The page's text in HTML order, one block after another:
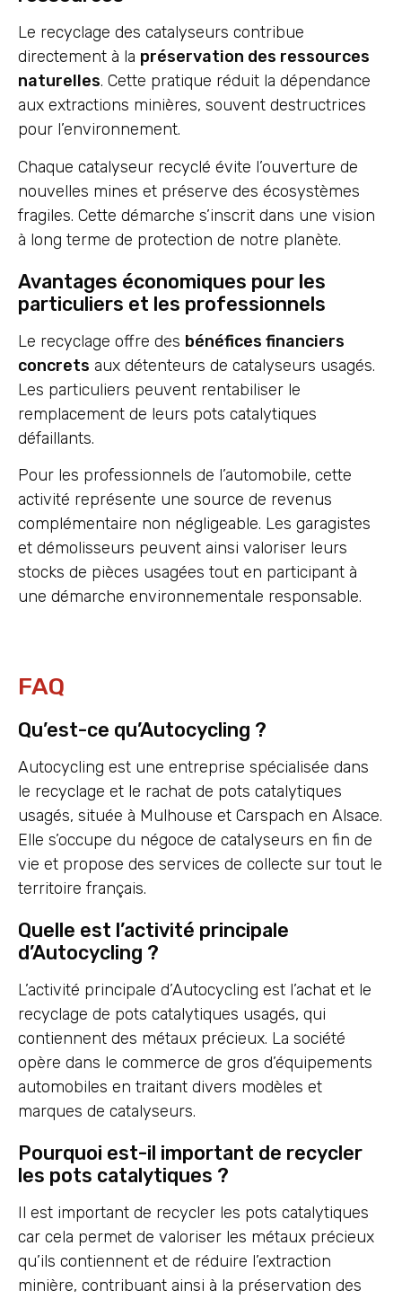
Le recyclage des catalyseurs contribue
directement à la préservation des ressources
naturelles. Cette pratique réduit la dépendance
aux extractions minières, souvent destructrices
pour l’environnement.
Chaque catalyseur recyclé évite l’ouverture de
nouvelles mines et préserve des écosystèmes
fragiles. Cette démarche s’inscrit dans une vision
à long terme de protection de notre planète.
Avantages économiques pour les
particuliers et les professionnels
Le recyclage offre des bénéfices financiers
concrets aux détenteurs de catalyseurs usagés.
Les particuliers peuvent rentabiliser le
remplacement de leurs pots catalytiques
défaillants.
Pour les professionnels de l’automobile, cette
activité représente une source de revenus
complémentaire non négligeable. Les garagistes
et démolisseurs peuvent ainsi valoriser leurs
stocks de pièces usagées tout en participant à
une démarche environnementale responsable.
FAQ
Qu’est-ce qu’Autocycling ?
Autocycling est une entreprise spécialisée dans
le recyclage et le rachat de pots catalytiques
usagés, située à Mulhouse et Carspach en Alsace.
Elle s’occupe du négoce de catalyseurs en fin de
vie et propose des services de collecte sur tout le
territoire français.
Quelle est l’activité principale
d’Autocycling ?
L’activité principale d’Autocycling est l’achat et le
recyclage de pots catalytiques usagés, qui
contiennent des métaux précieux. La société
opère dans le commerce de gros d’équipements
automobiles en traitant divers modèles et
marques de catalyseurs.
Pourquoi est-il important de recycler
les pots catalytiques ?
Il est important de recycler les pots catalytiques
car cela permet de valoriser les métaux précieux
qu’ils contiennent et de réduire l’extraction
minière, contribuant ainsi à la préservation des